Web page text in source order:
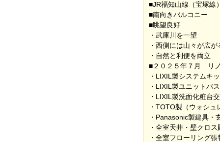
■JR福知山線（宝塚
■南向きバルコニー
■眺望良好
・武庫川を一望
・西側には山々が広
・自然と利便を両立
■２０２５年７月 リ
・LIXIL製システムキ
・LIXIL製ユニットバ
・LIXIL製洗面化粧台
・TOTO製（ウォシ
・Panasonic製建具・
・全室天井・壁クロス
・全室フローリング張